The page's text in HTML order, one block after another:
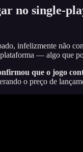
no single-
infelizmente não
— algo que
que o jogo
o preço de